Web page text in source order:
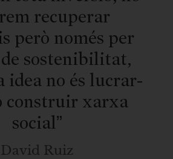
recuperar
però només per
sostenibilitat,
idea no és lucrar-
construir xarxa
social”
David Ruiz